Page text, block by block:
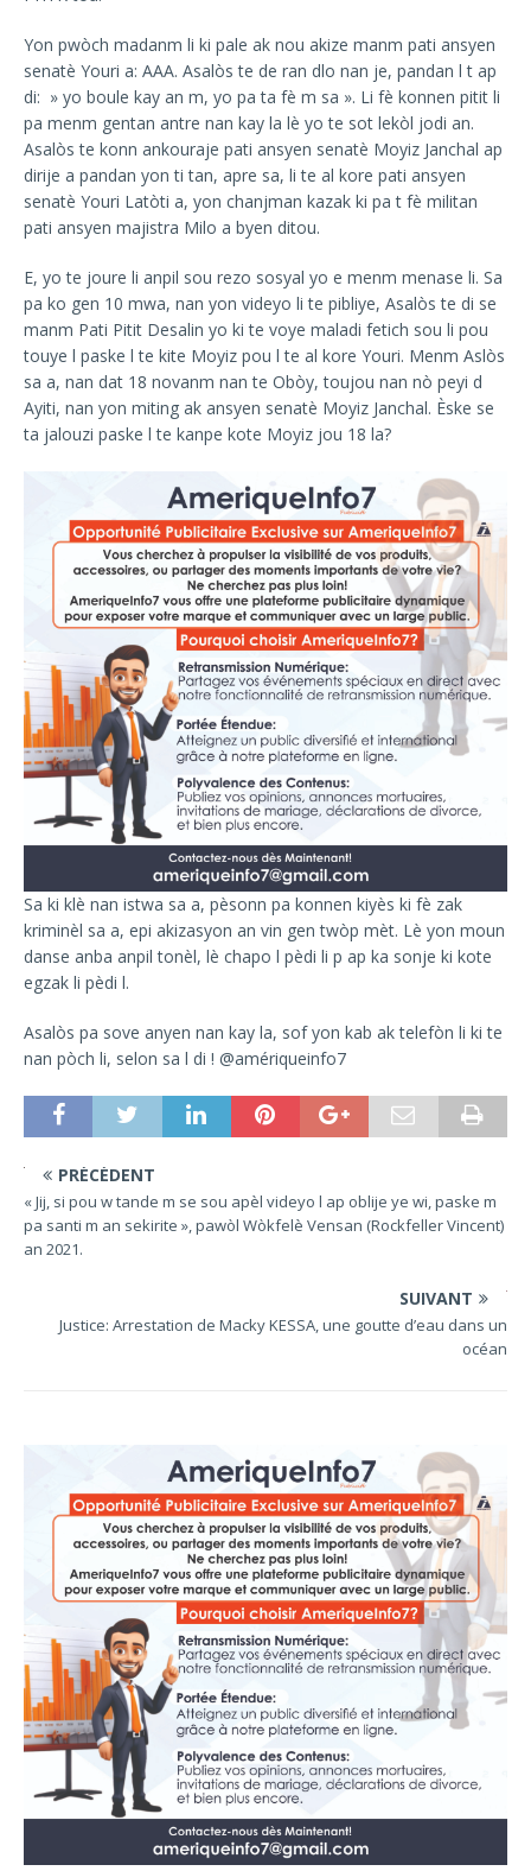
Yon pwòch madanm li ki pale ak nou akize manm pati ansyen
senatè Youri a: AAA. Asalòs te de ran dlo nan je, pandan l t ap
di: » yo boule kay an m, yo pa ta fè m sa ». Li fè konnen pitit li
pa menm gentan antre nan kay la lè yo te sot lekòl jodi an.
Asalòs te konn ankouraje pati ansyen senatè Moyiz Janchal ap
dirije a pandan yon ti tan, apre sa, li te al kore pati ansyen
senatè Youri Latòti a, yon chanjman kazak ki pa t fè militan
pati ansyen majistra Milo a byen ditou.
E, yo te joure li anpil sou rezo sosyal yo e menm menase li. Sa
pa ko gen 10 mwa, nan yon videyo li te pibliye, Asalòs te di se
manm Pati Pitit Desalin yo ki te voye maladi fetich sou li pou
touye l paske l te kite Moyiz pou l te al kore Youri. Menm Aslòs
sa a, nan dat 18 novanm nan te Obòy, toujou nan nò peyi d
Ayiti, nan yon miting ak ansyen senatè Moyiz Janchal. Èske se
ta jalouzi paske l te kanpe kote Moyiz jou 18 la?
Sa ki klè nan istwa sa a, pèsonn pa konnen kiyès ki fè zak
kriminèl sa a, epi akizasyon an vin gen twòp mèt. Lè yon moun
danse anba anpil tonèl, lè chapo l pèdi li p ap ka sonje ki kote
egzak li pèdi l.
Asalòs pa sove anyen nan kay la, sof yon kab ak telefòn li ki te
nan pòch li, selon sa l di ! @amériqueinfo7
PRÉCÉDENT
« Jij, si pou w tande m se sou apèl videyo l ap oblije ye wi, paske m
pa santi m an sekirite », pawòl Wòkfelè Vensan (Rockfeller Vincent)
an 2021.
SUIVANT
Justice: Arrestation de Macky KESSA, une goutte d’eau dans un
océan